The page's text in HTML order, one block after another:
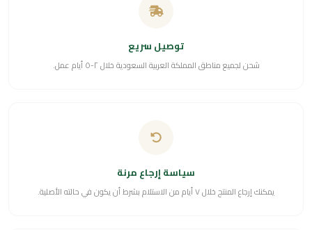
توصيل سريع
شحن لجميع مناطق المملكة العربية السعودية خلال ٢-٥ أيام عمل.
سياسة إرجاع مرنة
يمكنك إرجاع المنتج خلال ٧ أيام من الاستلام بشرط أن يكون في حالته الأصلية.